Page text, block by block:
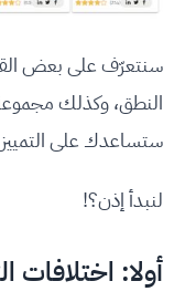
سنتعرّف على بعض
النطق، وكذلك مجموعة
ستساعدك على التمييز
لنبدأ إذن؟!
أولا: اختلافات